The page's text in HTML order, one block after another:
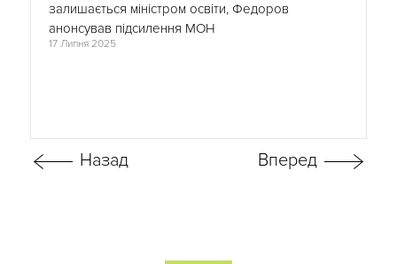
17 Липня 2025
залишається міністром освіти, Федоров
анонсував підсилення МОН